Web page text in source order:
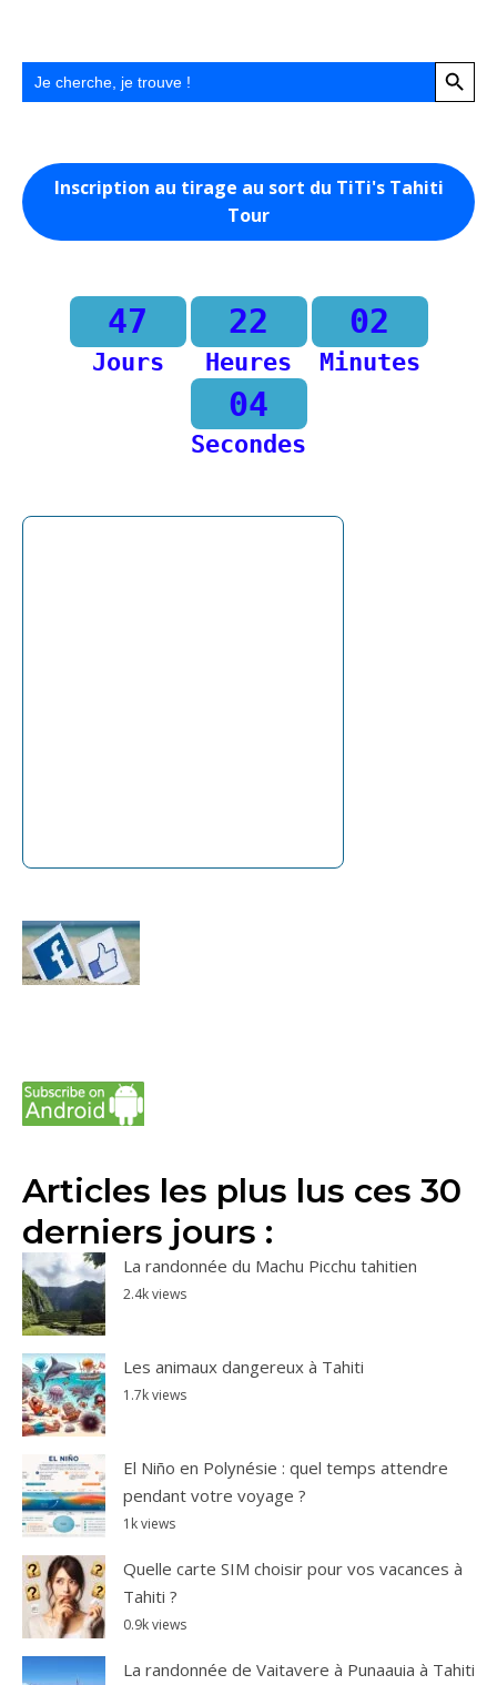
Search
for:
Search Button
Inscription au tirage au sort du TiTi's Tahiti
Tour
47
Jours
22
Heures
02
Minutes
04
Secondes
Articles les plus lus ces 30
derniers jours :
La randonnée du Machu Picchu tahitien
2.4k views
Les animaux dangereux à Tahiti
1.7k views
El Niño en Polynésie : quel temps attendre
pendant votre voyage ?
1k views
Quelle carte SIM choisir pour vos vacances à
Tahiti ?
0.9k views
La randonnée de Vaitavere à Punaauia à Tahiti